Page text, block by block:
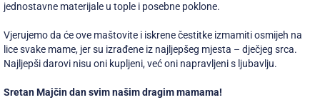
jednostavne materijale u tople i posebne poklone.
Vjerujemo da će ove maštovite i iskrene čestitke izmamiti osmijeh na
lice svake mame, jer su izrađene iz najljepšeg mjesta – dječjeg srca.
Najljepši darovi nisu oni kupljeni, već oni napravljeni s ljubavlju.
Sretan Majčin dan svim našim dragim mamama!